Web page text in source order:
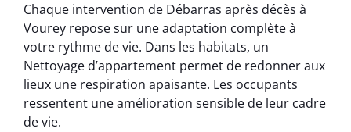
Chaque intervention de Débarras après décès à
Vourey repose sur une adaptation complète à
votre rythme de vie. Dans les habitats, un
Nettoyage d’appartement permet de redonner aux
lieux une respiration apaisante. Les occupants
ressentent une amélioration sensible de leur cadre
de vie.